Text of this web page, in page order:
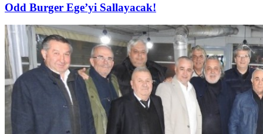
Odd Burger Ege’yi Sallayacak!